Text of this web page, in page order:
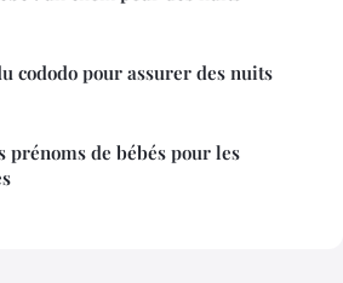
cododo pour assurer des nuits
prénoms de bébés pour les